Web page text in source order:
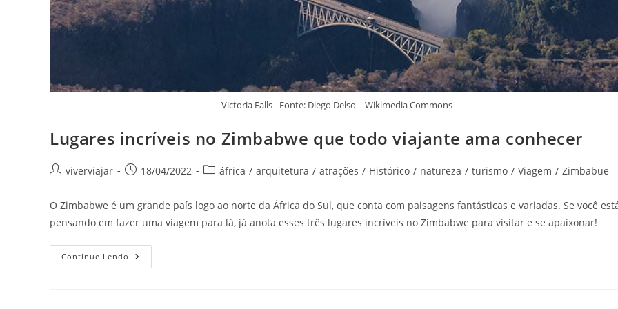
Victoria Falls - Fonte: Diego Delso – Wikimedia Commons
Lugares incríveis no Zimbabwe que todo viajante ama conhecer
Autor
post:
viverviajar
Post18/04/2022
Categoria
áfrica / arquitetura / atrações / Histórico / natureza / turismo / Viagem / Zimbabue
O Zimbabwe é um grande país logo ao norte da África do Sul, que conta com paisagens fantásticas e variadas. Se você
pensando em fazer uma viagem para lá, já anota esses três lugares incríveis no Zimbabwe para visitar e se apaixonar!
Continue Lendo Lugares
Incríveis